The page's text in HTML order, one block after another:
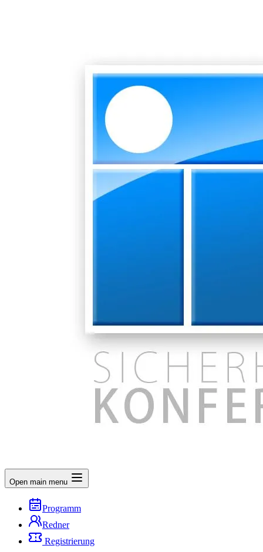
Open main menu
Programm
Redner
Registrierung